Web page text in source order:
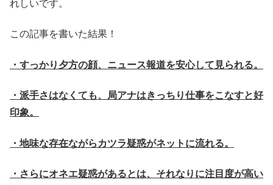
れしいです。
この記事を書いた結果！
・すっかり夕方の顔、ニュース報道を安心して見られる。
・派手さはなくても、局アナはきっちり仕事をこなすと好
印象。
・地味な存在ながらカツラ疑惑がネットに流れる。
・さらにオネエ疑惑があるとは、それなりに注目度が高い